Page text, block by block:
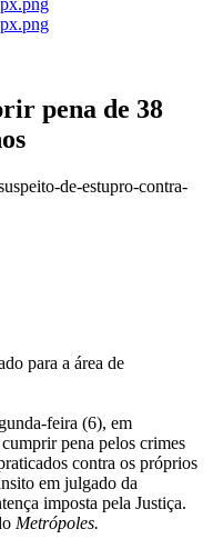
pena de 38
para a área de
feira (6), em
pena pelos crimes
contra os próprios
em julgado da
imposta pela Justiça.
Metrópoles.